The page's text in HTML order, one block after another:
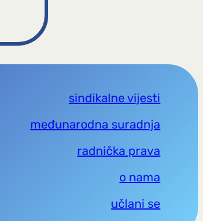
sindikalne vijesti
međunarodna suradnja
radnička prava
o nama
učlani se